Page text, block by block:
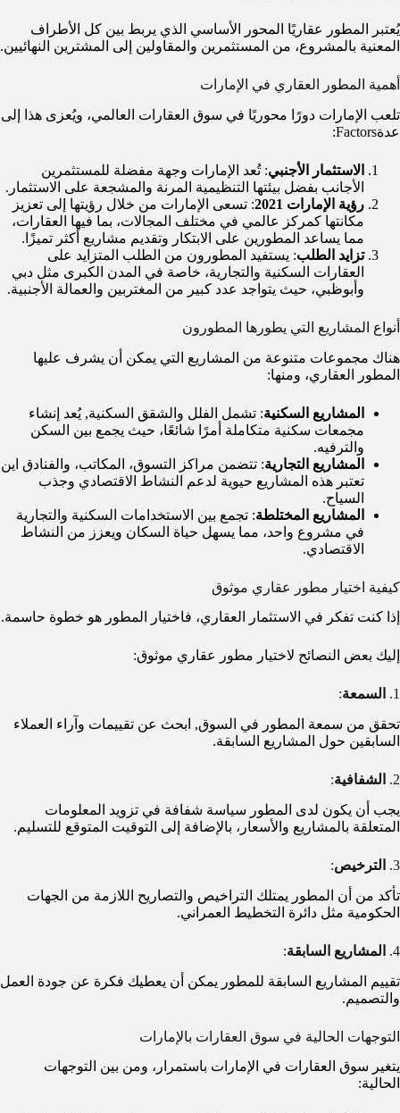
يُعتبر المطور عقاريًا المحور الأساسي الذي يربط بين كل الأطراف
المعنية بالمشروع، من المستثمرين والمقاولين إلى المشترين النهائيين.
أهمية المطور العقاري في الإمارات
تلعب الإمارات دورًا محوريًا في سوق العقارات العالمي، ويُعزى هذا إلى
عدةFactors:
الاستثمار الأجنبي: تُعد الإمارات وجهة مفضلة للمستثمرين
الأجانب بفضل بيئتها التنظيمية المرنة والمشجعة على الاستثمار.
رؤية الإمارات 2021
: تسعى الإمارات من خلال رؤيتها إلى تعزيز
مكانتها كمركز عالمي في مختلف المجالات، بما فيها العقارات،
مما يساعد المطورين على الابتكار وتقديم مشاريع أكثر تميزًا.
تزايد الطلب: يستفيد المطورون من الطلب المتزايد على
العقارات السكنية والتجارية، خاصة في المدن الكبرى مثل دبي
وأبوظبي، حيث يتواجد عدد كبير من المغتربين والعمالة الأجنبية.
أنواع المشاريع التي يطورها المطورون
هناك مجموعات متنوعة من المشاريع التي يمكن أن يشرف عليها
المطور العقاري، ومنها:
المشاريع السكنية: تشمل الفلل والشقق السكنية, يُعد إنشاء
مجمعات سكنية متكاملة أمرًا شائعًا، حيث يجمع بين السكن
والترفيه.
المشاريع التجارية: تتضمن مراكز التسوق، المكاتب، والفنادق اين
تعتبر هذه المشاريع حيوية لدعم النشاط الاقتصادي وجذب
السياح.
المشاريع المختلطة: تجمع بين الاستخدامات السكنية والتجارية
في مشروع واحد، مما يسهل حياة السكان ويعزز من النشاط
الاقتصادي.
كيفية اختيار مطور عقاري موثوق
إذا كنت تفكر في الاستثمار العقاري، فاختيار المطور هو خطوة حاسمة.
إليك بعض النصائح لاختيار مطور عقاري موثوق:
1. السمعة:
تحقق من سمعة المطور في السوق, ابحث عن تقييمات وآراء العملاء
السابقين حول المشاريع السابقة.
2. الشفافية:
يجب أن يكون لدى المطور سياسة شفافة في تزويد المعلومات
المتعلقة بالمشاريع والأسعار، بالإضافة إلى التوقيت المتوقع للتسليم.
3. الترخيص:
تأكد من أن المطور يمتلك التراخيص والتصاريح اللازمة من الجهات
الحكومية مثل دائرة التخطيط العمراني.
4. المشاريع السابقة:
تقييم المشاريع السابقة للمطور يمكن أن يعطيك فكرة عن جودة العمل
والتصميم.
التوجهات الحالية في سوق العقارات بالإمارات
يتغير سوق العقارات في الإمارات باستمرار، ومن بين التوجهات
الحالية: